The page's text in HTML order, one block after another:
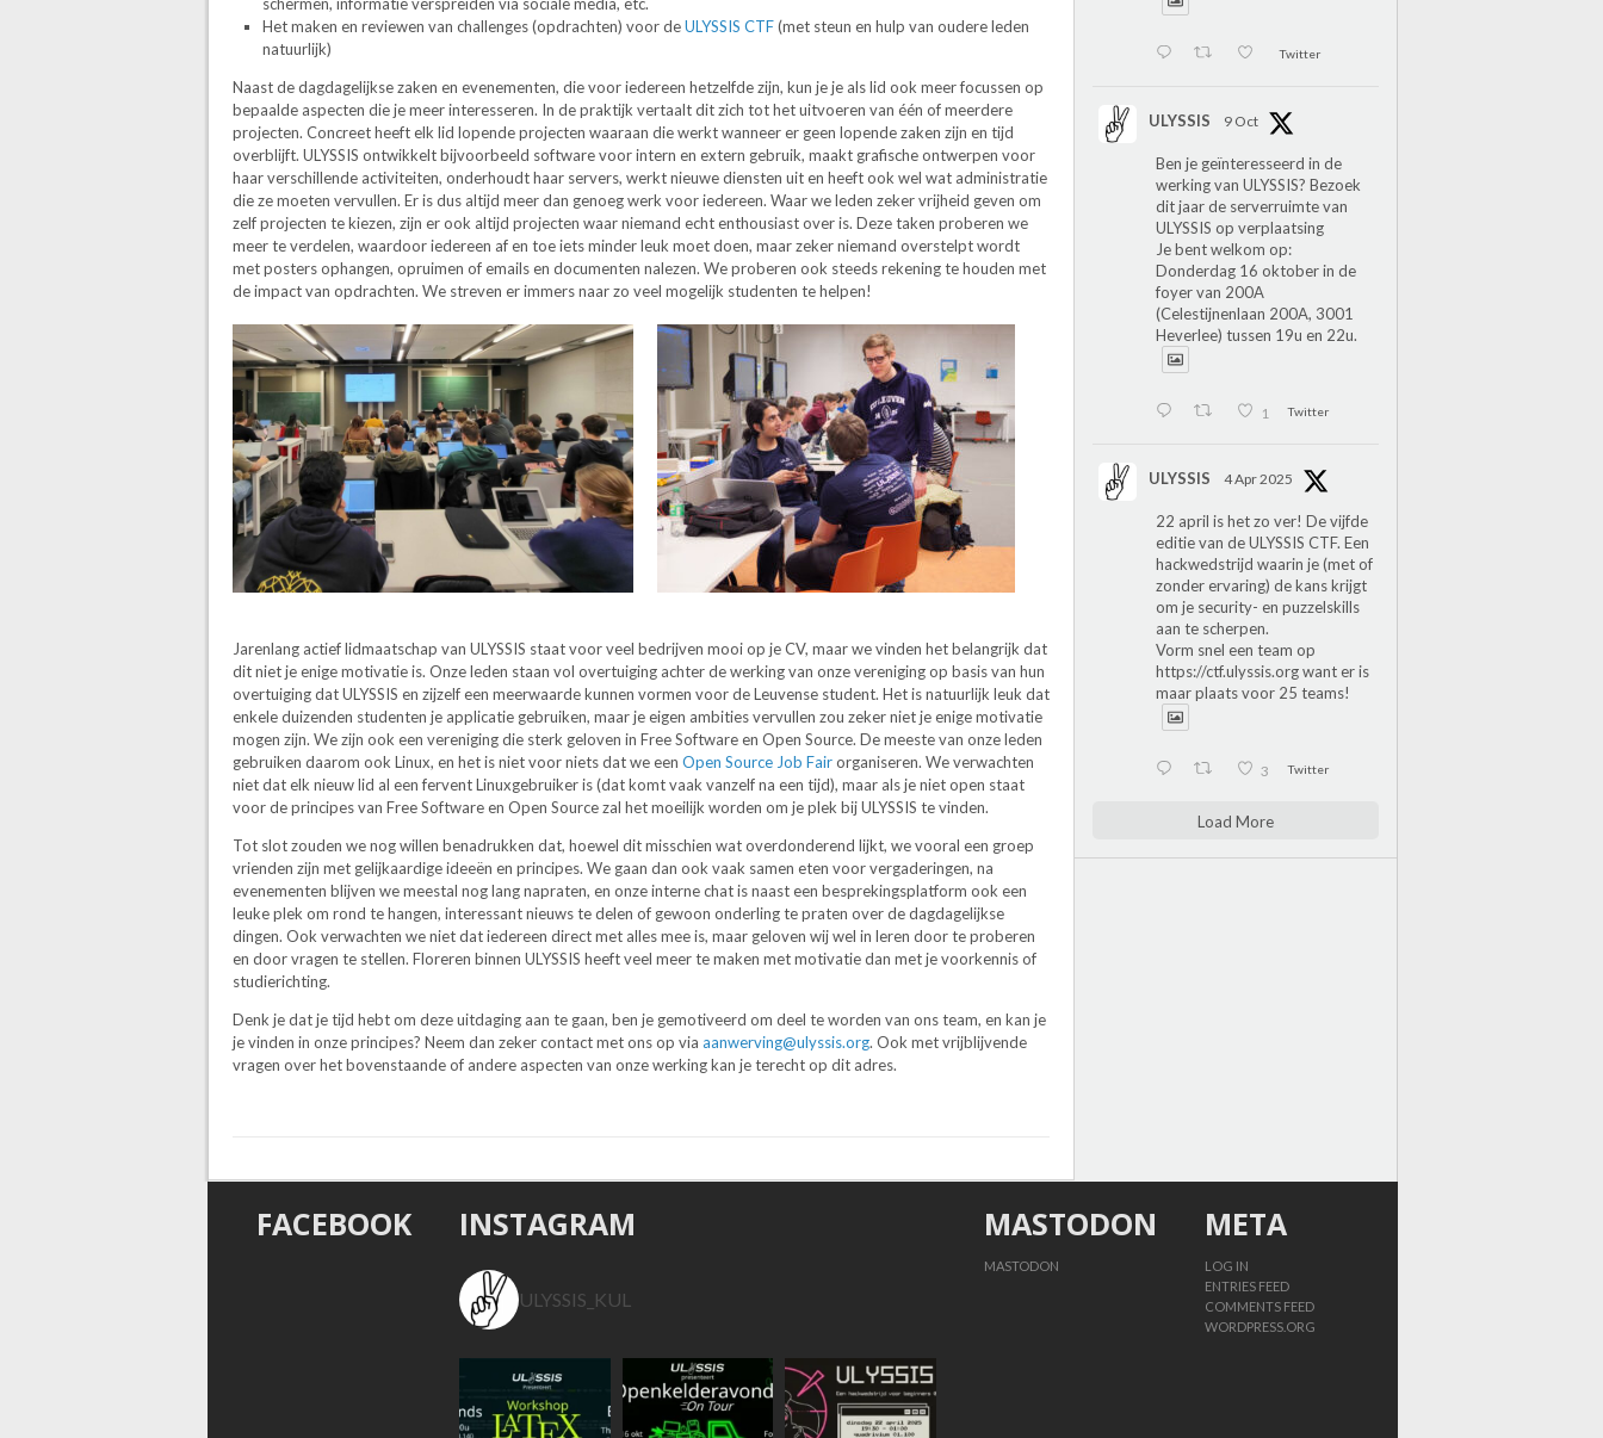
schermen, informatie verspreiden via sociale media, etc.
Het maken en reviewen van challenges (opdrachten) voor deULYSSIS CTF(met steun en hulp van oudere leden
natuurlijk)
Naast de dagdagelijkse zaken en evenementen, die voor iedereen hetzelfde zijn, kun je je als lid ook meer focussen op
bepaalde aspecten die je meer interesseren. In de praktijk vertaalt dit zich tot het uitvoeren van één of meerdere
projecten. Concreet heeft elk lid lopende projecten waaraan die werkt wanneer er geen lopende zaken zijn en tijd
overblijft. ULYSSIS ontwikkelt bijvoorbeeld software voor intern en extern gebruik, maakt grafische ontwerpen voor
haar verschillende activiteiten, onderhoudt haar servers, werkt nieuwe diensten uit en heeft ook wel wat administratie
die ze moeten vervullen. Er is dus altijd meer dan genoeg werk voor iedereen. Waar we leden zeker vrijheid geven om
zelf projecten te kiezen, zijn er ook altijd projecten waar niemand echt enthousiast over is. Deze taken proberen we
meer te verdelen, waardoor iedereen af en toe iets minder leuk moet doen, maar zeker niemand overstelpt wordt
met posters ophangen, opruimen of emails en documenten nalezen. We proberen ook steeds rekening te houden met
de impact van opdrachten. We streven er immers naar zo veel mogelijk studenten te helpen!
Jarenlang actief lidmaatschap van ULYSSIS staat voor veel bedrijven mooi op je CV, maar we vinden het belangrijk dat
dit niet je enige motivatie is. Onze leden staan vol overtuiging achter de werking van onze vereniging op basis van hun
overtuiging dat ULYSSIS en zijzelf een meerwaarde kunnen vormen voor de Leuvense student. Het is natuurlijk leuk dat
enkele duizenden studenten je applicatie gebruiken, maar je eigen ambities vervullen zou zeker niet je enige motivatie
mogen zijn. We zijn ook een vereniging die sterk geloven in Free Software en Open Source. De meeste van onze leden
gebruiken daarom ook Linux, en het is niet voor niets dat we een Open Source Job Fairorganiseren. We verwachten
niet dat elk nieuw lid al een fervent Linuxgebruiker is (dat komt vaak vanzelf na een tijd), maar als je niet open staat
voor de principes van Free Software en Open Source zal het moeilijk worden om je plek bij ULYSSIS te vinden.
Tot slot zouden we nog willen benadrukken dat, hoewel dit misschien wat overdonderend lijkt, we vooral een groep
vrienden zijn met gelijkaardige ideeën en principes. We gaan dan ook vaak samen eten voor vergaderingen, na
evenementen blijven we meestal nog lang napraten, en onze interne chat is naast een besprekingsplatform ook een
leuke plek om rond te hangen, interessant nieuws te delen of gewoon onderling te praten over de dagdagelijkse
dingen. Ook verwachten we niet dat iedereen direct met alles mee is, maar geloven wij wel in leren door te proberen
en door vragen te stellen. Floreren binnen ULYSSIS heeft veel meer te maken met motivatie dan met je voorkennis of
studierichting.
Denk je dat je tijd hebt om deze uitdaging aan te gaan, ben je gemotiveerd om deel te worden van ons team, en kan je
je vinden in onze principes? Neem dan zeker contact met ons op via aanwerving@ulyssis.org. Ook met vrijblijvende
vragen over het bovenstaande of andere aspecten van onze werking kan je terecht op dit adres.
Twitter
ULYSSIS 9 Oct
Ben je geïnteresseerd in de
werking van ULYSSIS? Bezoek
dit jaar de serverruimte van
ULYSSIS op verplaatsing
Je bent welkom op:
Donderdag 16 oktober in de
foyer van 200A
(Celestijnenlaan 200A, 3001
Heverlee) tussen 19u en 22u.
1 Twitter
ULYSSIS 4 Apr 2025
22 april is het zo ver! De vijfde
editie van de ULYSSIS CTF. Een
hackwedstrijd waarin je (met of
zonder ervaring) de kans krijgt
om je security- en puzzelskills
aan te scherpen.
Vorm snel een team op
https://ctf.ulyssis.orgwant er is
maar plaats voor 25 teams!
3 Twitter
Load More
FACEBOOK INSTAGRAM
ULYSSIS_KUL
MASTODON
MASTODON
META
LOG IN
ENTRIES FEED
COMMENTS FEED
WORDPRESS.ORG